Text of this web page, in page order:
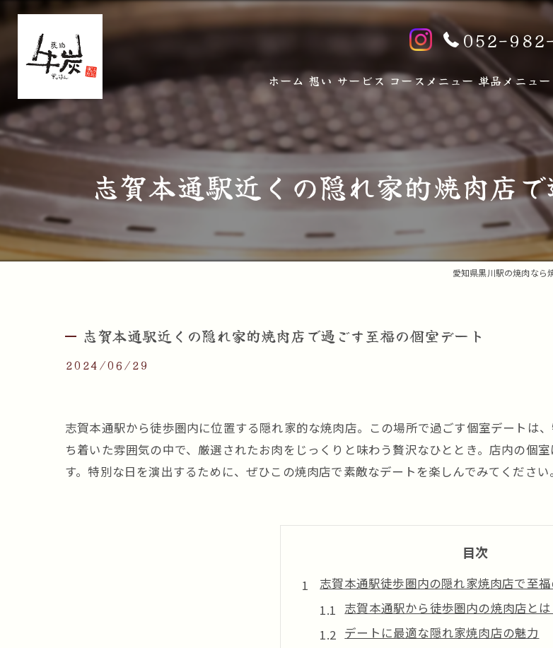
052-
ホーム 想い サービス コースメニュー 単品メニュー
志賀本通駅近くの隠れ家的焼肉店
愛知県黒川駅の焼肉なら
志賀本通駅近くの隠れ家的焼肉店で過ごす至福の個室デート
2024/06/29
志賀本通駅から徒歩圏内に位置する隠れ家的な焼肉店。この場所で過ごす個室デートは
ち着いた雰囲気の中で、厳選されたお肉をじっくりと味わう贅沢なひととき。店内の個
す。特別な日を演出するために、ぜひこの焼肉店で素敵なデートを楽しんでみてください。
目次
志賀本通駅徒歩圏内の隠れ家焼肉店で至
志賀本通駅から徒歩圏内の焼肉店とは
デートに最適な隠れ家焼肉店の魅力